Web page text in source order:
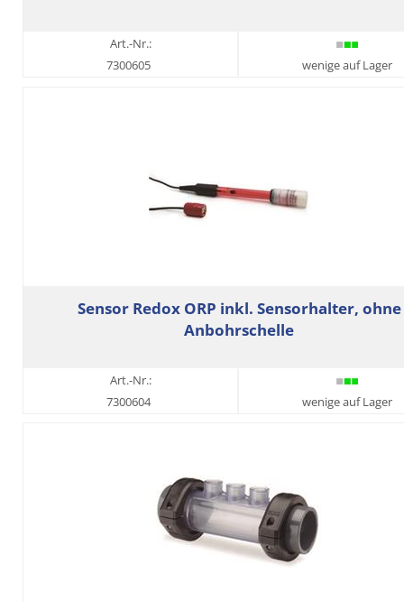
Art.-Nr.:
7300605
wenige auf Lager
Sensor Redox ORP inkl. Sensorhalter, ohne
Anbohrschelle
Art.-Nr.:
7300604
wenige auf Lager